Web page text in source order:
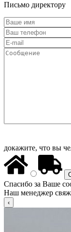
Письмо директору
докажите, что вы
Спасибо за Ваше
Наш менеджер